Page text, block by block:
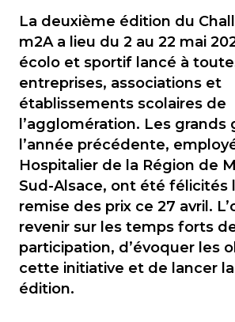
La deuxième édition du
m2A a lieu du 2 au 22 mai
écolo et sportif lancé à
entreprises, associations et
établissements scolaires de
l’agglomération. Les grands
l’année précédente,
Hospitalier de la Région de
Sud-Alsace, ont été félicités
remise des prix ce 27 avril.
revenir sur les temps forts
participation, d’évoquer les
cette initiative et de lancer
édition.